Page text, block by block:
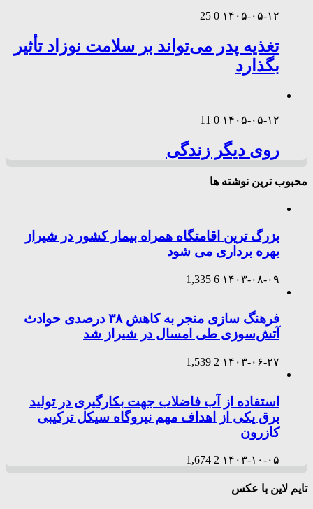
۱۴۰۵-۰۵-۱۲ 0
25
تغذیه پدر می‌تواند بر سلامت نوزاد تأثیر
بگذارد
۱۴۰۵-۰۵-۱۲ 0
11
روی دیگر زندگی
محبوب ترین نوشته ها
بزرگ ترین اقامتگاه همراه بیمار کشور در شیراز
بهره برداری می شود
۱۴۰۳-۰۸-۰۹ 6
1,335
فرهنگ سازی منجر به کاهش ۳۸ درصدی حوادث
آتش‌سوزی طی امسال در شیراز شد
۱۴۰۳-۰۶-۲۷ 2
1,539
استفاده از آب فاضلاب جهت بکارگیری در تولید
برق یکی از اهداف مهم نیروگاه سیکل ترکیبی
کازرون
۱۴۰۳-۱۰-۰۵ 2
1,674
تایم لاین با عکس